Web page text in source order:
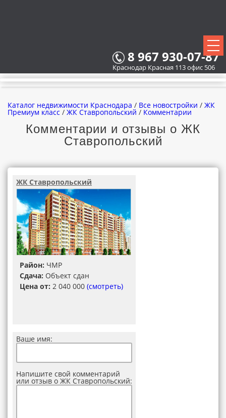
8 967 930-07-87
Краснодар Красная 113 офис 506
ВСЕ НОВОСТРОЙКИ
КАРТА НОВОСТРОЕК
ЗАСТРОЙЩИКИ
ВСЕ КОТТЕДЖНЫЕ ПОСЕЛКИ
Каталог недвижимости Краснодара / Все новостройки / ЖК
Премиум класс / ЖК Ставропольский / Комментарии
Комментарии и отзывы о ЖК
Ставропольский
ЖК Ставропольский
Район: ЧМР
Сдача: Объект сдан
Цена от: 2 040 000 (смотреть)
Ваше имя:
Напишите свой комментарий
или отзыв о ЖК Ставропольский: